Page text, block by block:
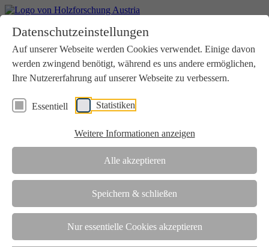
Datenschutzeinstellungen
Auf unserer Webseite werden Cookies verwendet. Einige davon
werden zwingend benötigt, während es uns andere ermöglichen,
Ihre Nutzererfahrung auf unserer Webseite zu verbessern.
Essentiell Statistiken
Weitere Informationen anzeigen
Alle akzeptieren
Speichern & schließen
Nur essentielle Cookies akzeptieren
Aktuelles
Downloads
Kontakt
Login
Verein
Wir unterstützen die Interessen der Holzbranche in enger
Zusammenarbeit mit Wissenschaft und Wirtschaft.
Die Holzforschung Austria ist akkreditierte Prüf-, Inspektions- und
Team
Unsere gesamte Kompetenz ist in unseren Mitarbeiter:innen
gebündelt